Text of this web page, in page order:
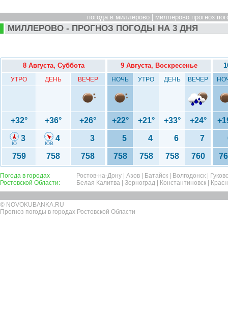
погода в миллерово | миллерово прогноз
МИЛЛЕРОВО - ПРОГНОЗ ПОГОДЫ НА 3 ДНЯ
8 Августа, Суббота
УТРО ДЕНЬ ВЕЧЕР
+32° +36° +26°
3 4 3
759 758 758
9 Августа, Воскресенье
НОЧЬ УТРО ДЕНЬ ВЕЧЕР
+22° +21° +33° +24°
5 4 6 7
758 758 758 760
Погода в городах
Ростовской Области:
Ростов-на-Дону Азов Батайск Волгодонск
Белая Калитва
Зерноград Константиновск
© NOVOKUBANKA.RU
Прогноз погоды в городах Ростовской Области